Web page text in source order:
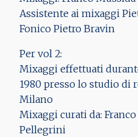
Assistente ai mixaggi
Fonico Pietro Bravin
Per vol 2:
Mixaggi effettuati
1980 presso lo studio
Milano
Mixaggi curati da:
Pellegrini